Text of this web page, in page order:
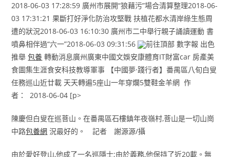
2018-06-03 17:28:59 廣州市展開“狼藉污”場合清算整理2018-06-
03 17:31:21 果斷打好淨化防治攻堅戰 扶植花都水清岸綠生態周
遭的狀況2018-06-03 16:10:30 廣州市二中舉行親子誦讀運動 書
噴鼻相伴過“六一”2018-06-03 09:31:56
前往頂部 數字報 出色
推舉包養 轉動消息廣州廣東中國文娛安康體育IT財富car 房產美
食圖集生涯食安科技教導軍事 【中國夢·踐行者】番禺區八旬白叟
任務巡山近廿載 天天轉遍5座山一年穿爛5雙鞋金羊網 作
者： 2018-06-04 [p>
陳慶但白叟在巡菩山。在番禺區石樓鎮年夜嶺村,菩山是一切山崗
中路包養網 況最好的。 記者 謝源源/攝
由於愛好登山,他成了一名巡隱士;由於義務,他保持了近20載。無